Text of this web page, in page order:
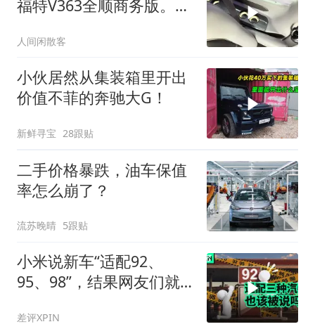
福特V363全顺商务版。非
人间闲散客
小伙居然从集装箱里开出
价值不菲的奔驰大G！
新鲜寻宝 28跟贴
二手价格暴跌，油车保值
率怎么崩了？
流苏晚晴 5跟贴
小米说新车“适配92、
95、98”，结果网友们就
差评XPIN